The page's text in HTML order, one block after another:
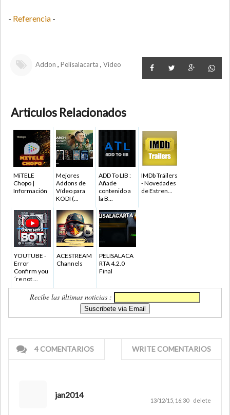
- Referencia -
Addon , Pelisalacarta , Video
Articulos Relacionados
MiTELE
Chopo |
Información
Mejores
Addons de
Vídeo para
KODI (...
ADD To LIB :
Añade
contenido a
la B...
IMDb Tráilers
- Novedades
de Estren...
YOUTUBE -
Error
Confirm you
´re not ...
ACESTREAM
Channels
PELISALACA
RTA 4.2.0
Final
Recibe las últimas noticias :
4 COMENTARIOS WRITE COMENTARIOS
jan2014
13/12/15, 16:30 delete